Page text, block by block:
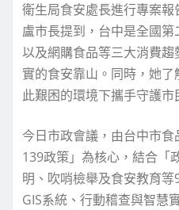
衛生局食安處長進行專案報
盧市長提到，台中是全國
以及網購食品等三大消費
實的食安靠山。同時，她
此艱困的環境下攜手守護市
今日市政會議，由台中市
139政策」為核心，結合「
明、吹哨檢舉及食安教育
GIS系統、行動稽查與智慧